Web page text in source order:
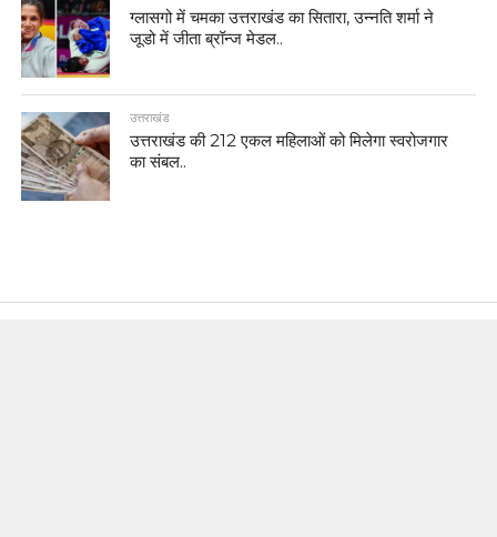
ग्लासगो में चमका उत्तराखंड का सितारा, उन्नति शर्मा ने
जूडो में जीता ब्रॉन्ज मेडल..
उत्तराखंड
उत्तराखंड की 212 एकल महिलाओं को मिलेगा स्वरोजगार
का संबल..